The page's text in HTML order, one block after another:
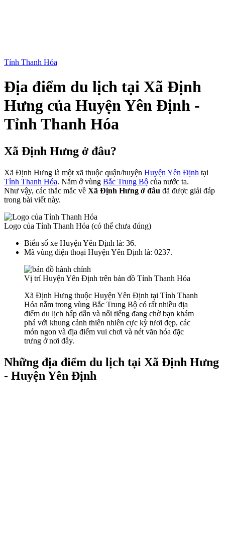
Tỉnh Thanh Hóa
Địa điểm du lịch tại Xã Định
Hưng của Huyện Yên Định -
Tỉnh Thanh Hóa
Xã Định Hưng ở đâu?
Xã Định Hưng là một xã thuộc quận/huyện Huyện Yên Định tại
Tỉnh Thanh Hóa. Nằm ở vùng Bắc Trung Bộ của nước ta.
Như vậy, các thắc mắc về Xã Định Hưng ở đâu đã được giải đáp
trong bài viết này.
Logo của Tỉnh Thanh Hóa (có thể chưa đúng)
Biển số xe Huyện Yên Định là: 36.
Mã vùng điện thoại Huyện Yên Định là: 0237.
Vị trí Huyện Yên Định trên bản đồ Tỉnh Thanh Hóa
Xã Định Hưng thuộc Huyện Yên Định tại Tỉnh Thanh
Hóa nằm trong vùng Bắc Trung Bộ có rất nhiều địa
điểm du lịch hấp dẫn và nổi tiếng đang chờ bạn khám
phá với khung cảnh thiên nhiên cực kỳ tươi đẹp, các
món ngon và địa điểm vui chơi và nét văn hóa đặc
trưng ở nơi đây.
Những địa điểm du lịch tại Xã Định Hưng
- Huyện Yên Định